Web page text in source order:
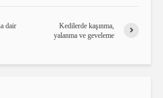
dair
Kedilerde kaşınma,
yalanma ve geveleme